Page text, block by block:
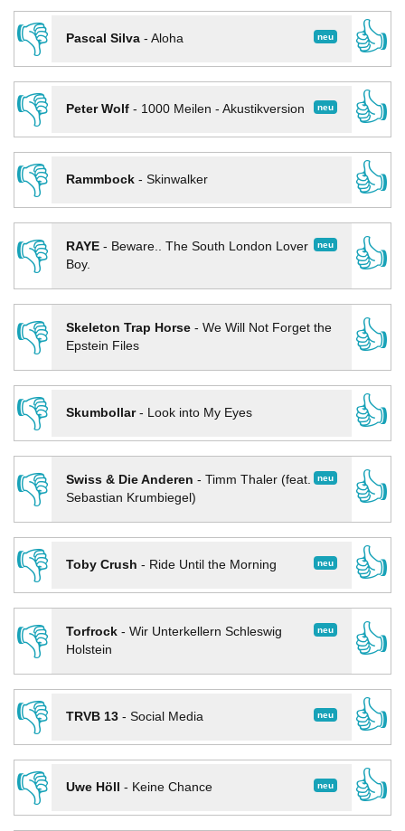
👎
neu
Pascal Silva- Aloha
👍
👎
neu
Peter Wolf- 1000 Meilen - Akustikversion
👍
👎
Rammbock- Skinwalker
👍
👎
neu
RAYE- Beware.. The South London Lover
Boy.
👍
👎 Skeleton Trap Horse- We Will Not Forget the
Epstein Files
👍
👎
Skumbollar- Look into My Eyes
👍
👎
neu
Swiss & Die Anderen - Timm Thaler (feat.
Sebastian Krumbiegel)
👍
👎
neu
Toby Crush - Ride Until the Morning
👍
👎
neu
Torfrock- Wir Unterkellern Schleswig
Holstein
👍
👎
neu
TRVB 13- Social Media
👍
👎
neu
Uwe Höll - Keine Chance
👍